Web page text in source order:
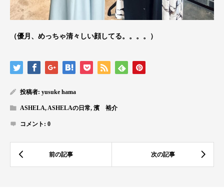
（優月、めっちゃ清々しい顔してる。。。。）
投稿者: yusuke hama
ASHELA, ASHELAの日常, 濱 裕介
コメント: 0